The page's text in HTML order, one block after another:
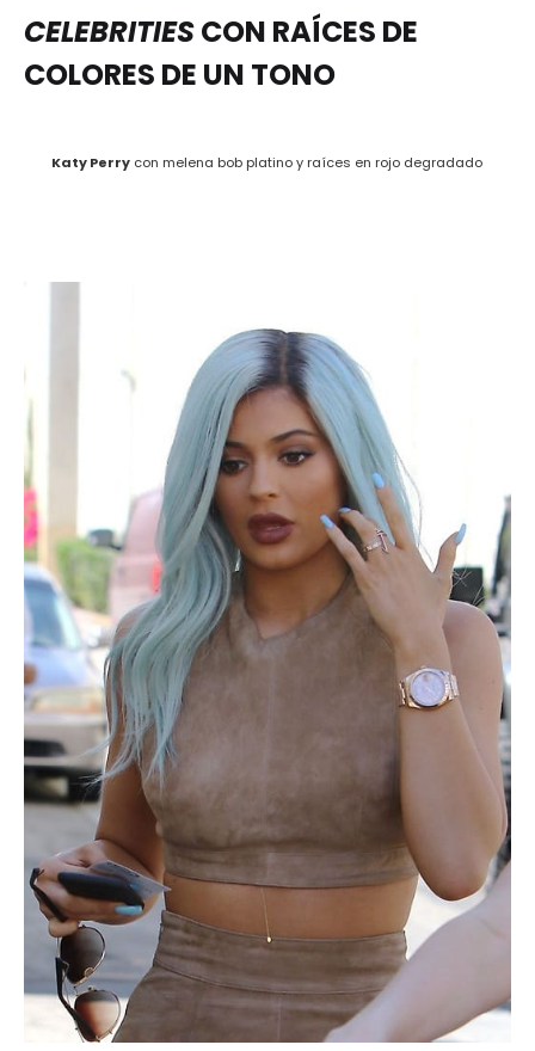
CELEBRITIESCON RAÍCES DE
COLORES DE UN TONO
Katy Perry con melena bob platino y raíces en rojo degradado